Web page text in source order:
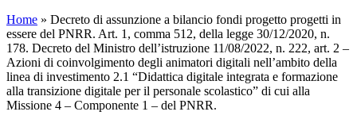
Home » Decreto di assunzione a bilancio fondi progetto progetti in
essere del PNRR. Art. 1, comma 512, della legge 30/12/2020, n.
178. Decreto del Ministro dell’istruzione 11/08/2022, n. 222, art. 2 –
Azioni di coinvolgimento degli animatori digitali nell’ambito della
linea di investimento 2.1 “Didattica digitale integrata e formazione
alla transizione digitale per il personale scolastico” di cui alla
Missione 4 – Componente 1 – del PNRR.